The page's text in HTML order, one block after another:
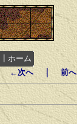
ホーム
←次へ｜ 前